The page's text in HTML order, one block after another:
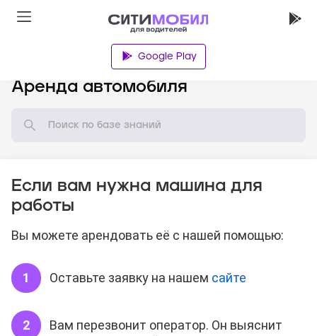
Google Play
Аренда автомобиля
Если вам нужна машина для
работы
Вы можете арендовать её с нашей помощью:
Оставьте заявку на нашем сайте
Вам перезвонит оператор. Он выяснит